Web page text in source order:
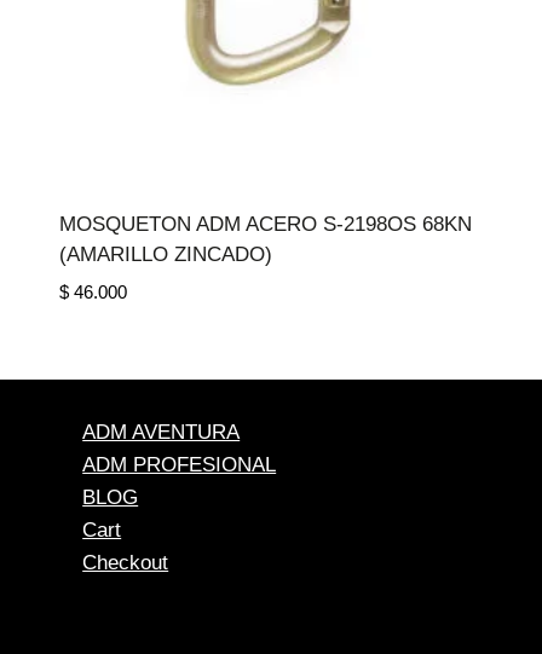
MOSQUETON ADM ACERO S-2198OS 68KN
(AMARILLO ZINCADO)
$46.000
ADM AVENTURA
ADM PROFESIONAL
BLOG
Cart
Checkout